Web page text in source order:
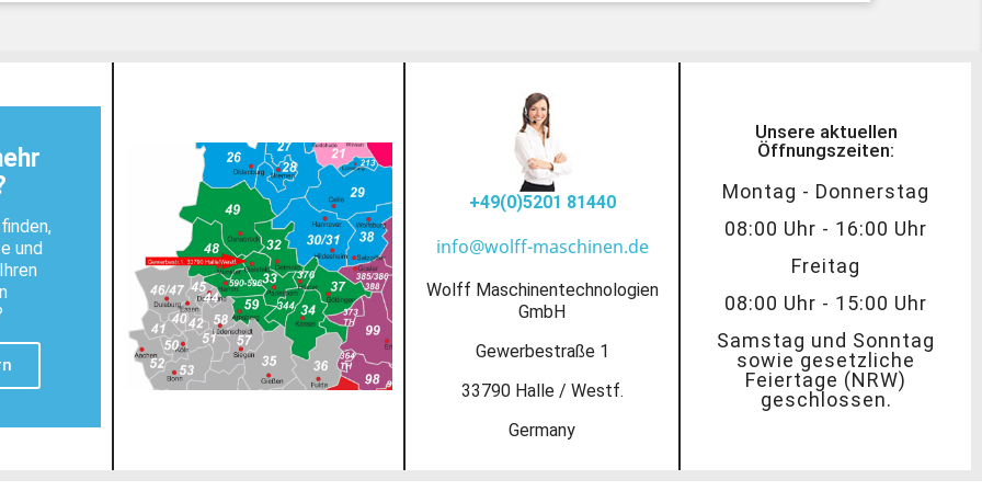
und
+49(0)5201 81440
info@wolff-maschinen.de
Wolff Maschinentechnologien
GmbH
Gewerbestraße 1
33790 Halle / Westf.
Germany
Unsere aktuellen
Öffnungszeiten:
Montag - Donnerstag
08:00 Uhr - 16:00 Uhr
Freitag
08:00 Uhr - 15:00 Uhr
Samstag und Sonntag
sowie gesetzliche
Feiertage (NRW)
geschlossen.